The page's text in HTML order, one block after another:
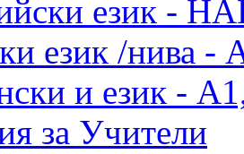
език -
език /нива -
и език -
за Учители